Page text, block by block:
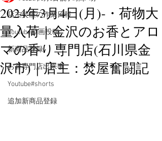
店主焚屋の作業日報
Youtube動画投稿
新商品登録
お香専門店出来事
Youtube#shorts
追加新商品登録
2024年3月4日(月)-・荷物大
量入荷｜金沢のお香とアロ
マの香り専門店(石川県金
沢市)｜店主：焚屋奮闘記